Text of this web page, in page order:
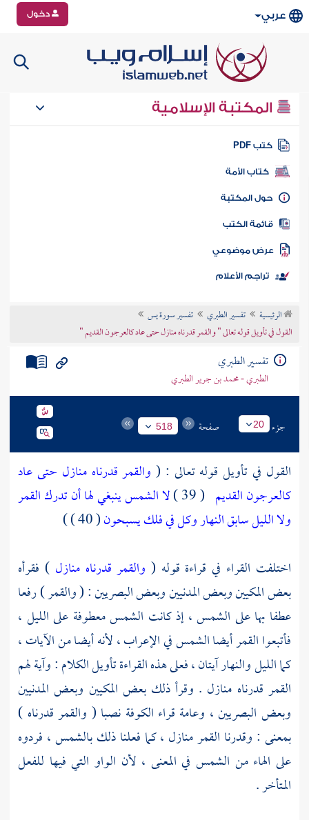
عربي دخول
المكتبة الإسلامية
كتب PDF
كتاب الأمة
المكتبة
الكتب
موضوعي
تراجم الأعلام
الرئيسية تفسير الطبري
تفسير سورة يس
القول في تأويل قوله تعالى " والقمر قدرناه منازل حتى عاد كالعرجون القديم "
تفسير الطبري
الطبري - محمد بن جرير الطبري
جزء 20 صفحة 518
القول في تأويل قوله تعالى : ( والقمر قدرناه منازل حتى عاد
كالعرجون القديم ( 39 )
لا الشمس ينبغي لها أن تدرك القمر
ولا الليل سابق النهار وكل في فلك يسبحون( 40 ) )
اختلفت القراء في قراءة قوله ( والقمر قدرناه منازل ) فقرأه
بعض المكيين وبعض المدنيين وبعض البصريين : ( والقمر ) رفعا
عطفا بها على الشمس ، إذ كانت الشمس معطوفة على الليل ،
فأتبعوا القمر أيضا الشمس في الإعراب ، لأنه أيضا من الآيات ،
كما الليل والنهار آيتان ، فعلى هذه القراءة تأويل الكلام : وآية لهم
القمر قدرناه منازل . وقرأ ذلك بعض المكيين وبعض المدنيين
وبعض البصريين ، وعامة قراء الكوفة نصبا ( والقمر قدرناه )
بمعنى : وقدرنا القمر منازل ، كما فعلنا ذلك بالشمس ، فردوه
على الهاء من الشمس في المعنى ، لأن الواو التي فيها للفعل
المتأخر .